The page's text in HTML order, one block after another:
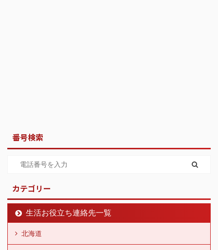
番号検索
カテゴリー
生活お役立ち連絡先一覧
北海道